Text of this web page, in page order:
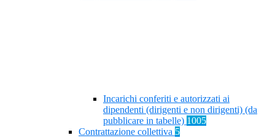
Incarichi conferiti e autorizzati ai
dipendenti (dirigenti e non dirigenti) (da
pubblicare in tabelle) 1005
Contrattazione collettiva 5